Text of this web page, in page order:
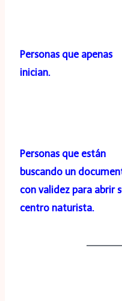
Personas que apenas
inician.
Personas que están
buscando un
con validez para abrir
centro naturista.